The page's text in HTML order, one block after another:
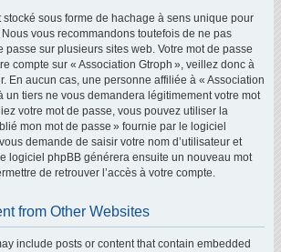
stocké sous forme de hachage à sens unique pour
vous recommandons toutefois de ne pas
passe sur plusieurs sites web. Votre mot de passe
compte sur « Association Gtroph », veillez donc à
En aucun cas, une personne affiliée à « Association
un tiers ne vous demandera légitimement votre mot
votre mot de passe, vous pouvez utiliser la
mon mot de passe » fournie par le logiciel
demande de saisir votre nom d’utilisateur et
logiciel phpBB générera ensuite un nouveau mot
de retrouver l’accès à votre compte.
from Other Websites
include posts or content that contain embedded